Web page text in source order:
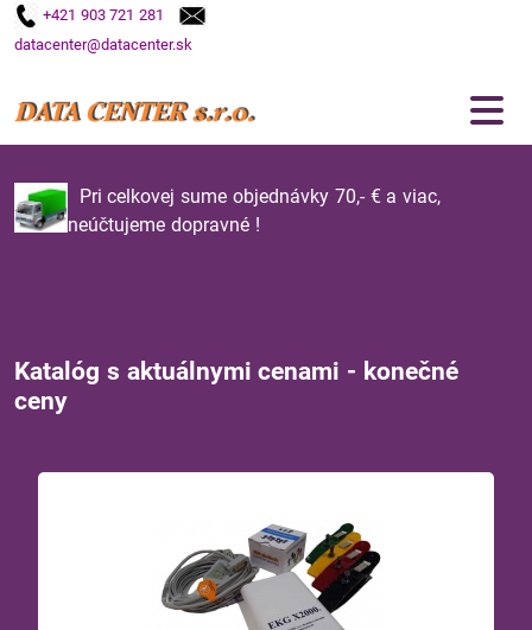
+421 903 721 281
datacenter@datacenter.sk
Pri celkovej sume objednávky 70,- € a viac,
neúčtujeme dopravné !
Katalóg s aktuálnymi cenami - konečné
ceny